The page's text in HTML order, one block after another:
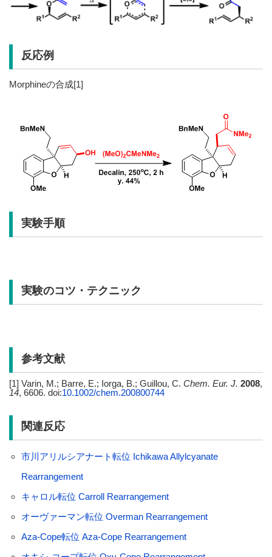
反応例
Morphineの合成[1]
実験手順
実験のコツ・テクニック
参考文献
[1] Varin, M.; Barre, E.; Iorga, B.; Guillou, C. Chem. Eur. J. 2008,
14, 6606. doi:10.1002/chem.200800744
関連反応
市川アリルシアナート転位 Ichikawa Allylcyanate
Rearrangement
キャロル転位 Carroll Rearrangement
オーヴァーマン転位 Overman Rearrangement
Aza-Cope転位 Aza-Cope Rearrangement